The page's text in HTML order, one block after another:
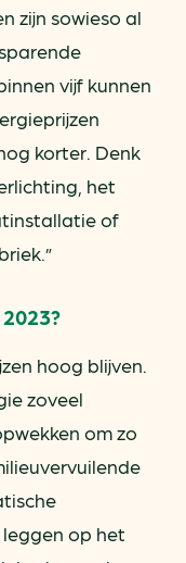
zijn sowieso al
vijf kunnen
korter. Denk
het
of
hoog blijven.
zoveel
om zo
op het